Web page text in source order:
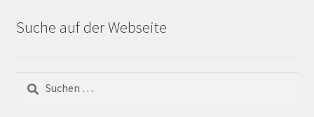
Suche auf der Webseite
nach: